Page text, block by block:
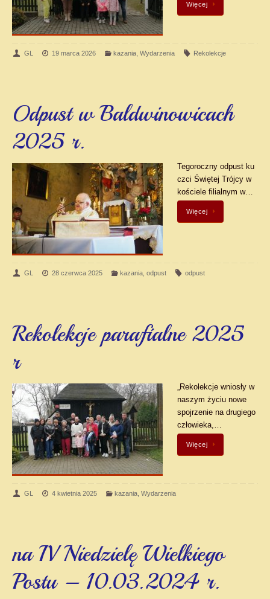
Więcej
GL 19 marca 2026 kazania, Wydarzenia Rekolekcje
Odpust w Baldwinowicach
2025 r.
Tegoroczny odpust ku
czci Świętej Trójcy w
kościele filialnym w…
Więcej
GL 28 czerwca 2025 kazania, odpust odpust
Rekolekcje parafialne 2025
r
„Rekolekcje wniosły w
naszym życiu nowe
spojrzenie na drugiego
człowieka,…
Więcej
GL 4 kwietnia 2025 kazania, Wydarzenia
na IV Niedzielę Wielkiego
Postu – 10.03.2024 r.